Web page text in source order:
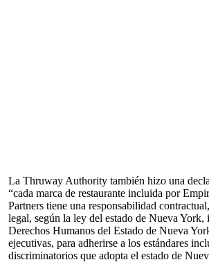
La Thruway Authority también hizo una
“cada marca de restaurante incluida por
Partners tiene una responsabilidad
legal, según la ley del estado de Nueva
Derechos Humanos del Estado de Nueva
ejecutivas, para adherirse a los estándares
discriminatorios que adopta el estado de